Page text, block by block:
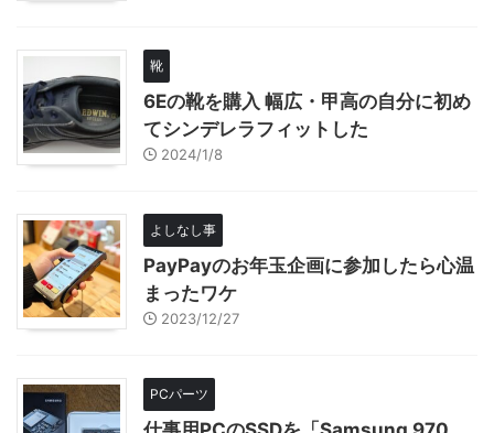
靴
6Eの靴を購入 幅広・甲高の自分に初め
てシンデレラフィットした
2024/1/8
よしなし事
PayPayのお年玉企画に参加したら心温
まったワケ
2023/12/27
PCパーツ